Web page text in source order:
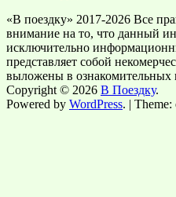
«В поездку» 2017-2026 Все
внимание на то, что данный
исключительно
представляет собой
выложены в ознакомительных
Copyright © 2026 В Поездку.
Powered by WordPress. |